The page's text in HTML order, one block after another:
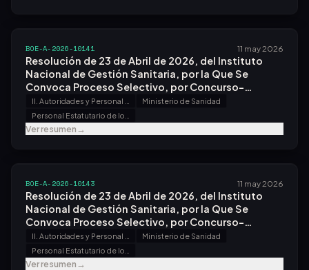
BOE-A-2026-10141 11 may 2026
Resolución de 23 de Abril de 2026, del Instituto
Nacional de Gestión Sanitaria, por la Que Se
Convoca Proceso Selectivo, por Concurso-
oposición, por el Sistema General de Acceso Libre,
para Acceso a la Condición de Personal Estatutario
Fijo en Plazas de la Categoría de Técnico/a Medio
Sanitario en Cuidados Auxiliares de Enfermería.
Ministerio de Sanidad
Ver resumen→
BOE-A-2026-10143 11 may 2026
Resolución de 23 de Abril de 2026, del Instituto
Nacional de Gestión Sanitaria, por la Que Se
Convoca Proceso Selectivo, por Concurso-
oposición, por el Sistema General de Acceso Libre,
para Acceso a la Condición de Personal Estatutario
Fijo en Plazas de la Categoría de Peón.
Ministerio de Sanidad
Ver resumen→